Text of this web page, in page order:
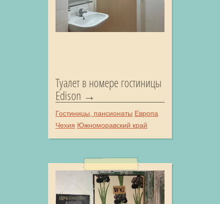
Туалет в номере гостиницы
Edison
Гостиницы, пансионаты Европа
Чехия Южноморавский край